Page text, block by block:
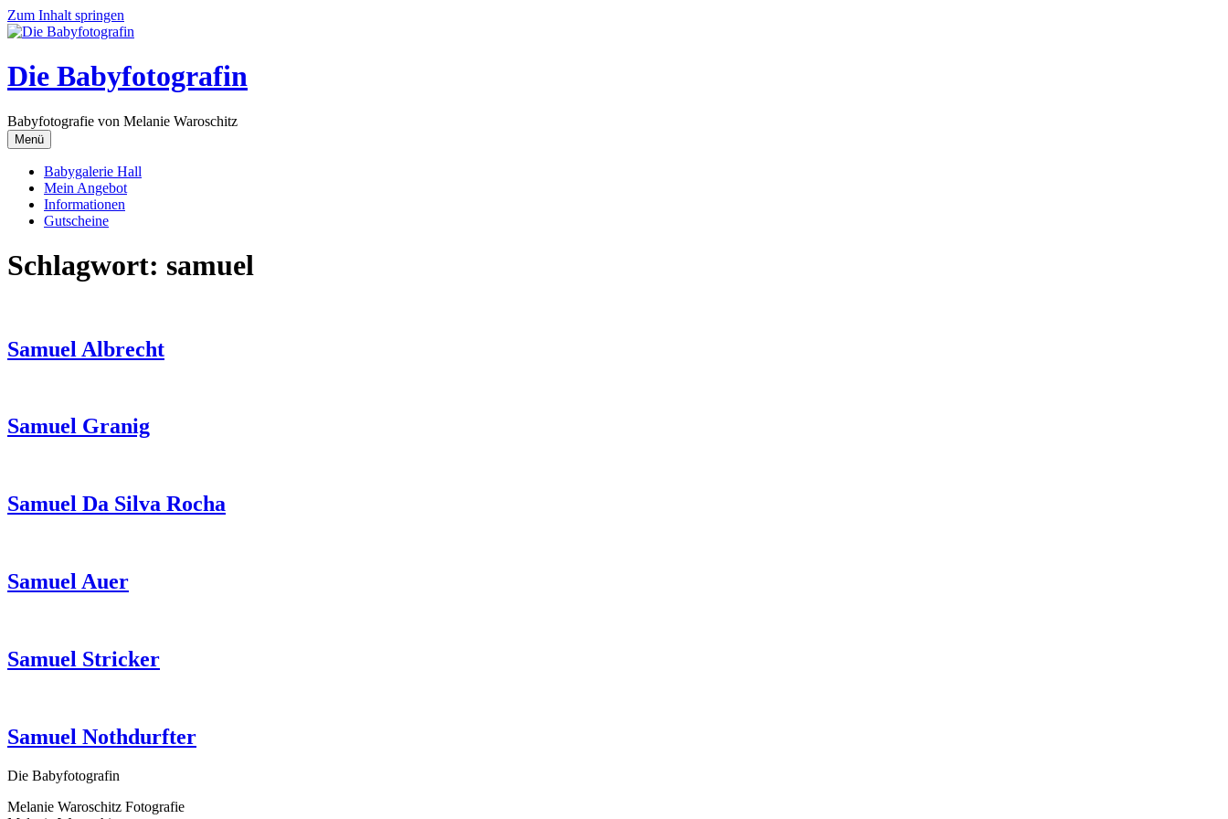
Zum Inhalt springen
Die Babyfotografin
Babyfotografie von Melanie Waroschitz
Menü
Babygalerie Hall
Mein Angebot
Informationen
Gutscheine
Schlagwort: samuel
Samuel Albrecht
Samuel Granig
Samuel Da Silva Rocha
Samuel Auer
Samuel Stricker
Samuel Nothdurfter
Die Babyfotografin
Melanie Waroschitz Fotografie